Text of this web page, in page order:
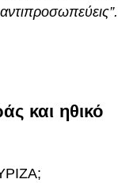
και ηθικό